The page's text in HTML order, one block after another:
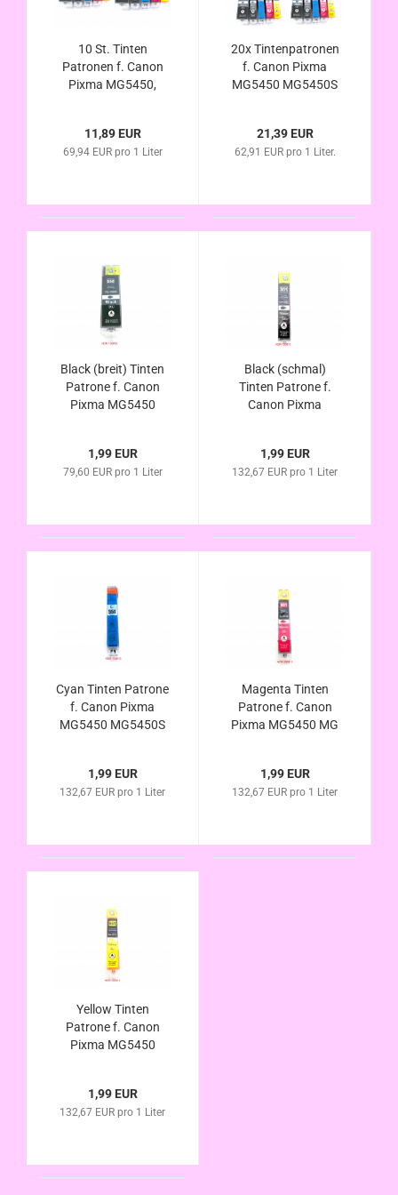
10 St. Tinten
Patronen f. Canon
Pixma MG5450,
kompatibel zu PGI-
550XL / CLI-551XL
11,89 EUR
69,94 EUR pro 1 Liter
20x Tintenpatronen
f. Canon Pixma
MG5450 MG5450S
zu PGI-550XL / CLI-
551XL mit Chip u.
21,39 EUR
62,91 EUR pro 1 Liter.
Black (breit) Tinten
Patrone f. Canon
Pixma MG5450
kompatibel zu PGI-
550XL mit Chip u.
1,99 EUR
79,60 EUR pro 1 Liter
Black (schmal)
Tinten Patrone f.
Canon Pixma
MG6450 kompatibel
zu CLI-551XL mit
1,99 EUR
132,67 EUR pro 1 Liter
Cyan Tinten Patrone
f. Canon Pixma
MG5450 MG5450S
zu CLI-551XL mit
Chip u.
1,99 EUR
132,67 EUR pro 1 Liter
Magenta Tinten
Patrone f. Canon
Pixma MG5450 MG
kompatibel zu CLI-
551XL mit Chip u.
1,99 EUR
132,67 EUR pro 1 Liter
Yellow Tinten
Patrone f. Canon
Pixma MG5450
kompatibel zu CLI-
551XL mit Chip u.
1,99 EUR
132,67 EUR pro 1 Liter